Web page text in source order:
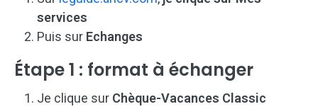
services
Puis sur Echanges
Étape 1 : format à échanger
Je clique sur Chèque-Vacances Classic